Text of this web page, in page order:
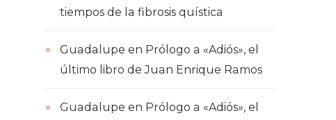
tiempos de la fibrosis quística
Guadalupe en Prólogo a «Adiós», el
último libro de Juan Enrique Ramos
Guadalupe en Prólogo a «Adiós», el